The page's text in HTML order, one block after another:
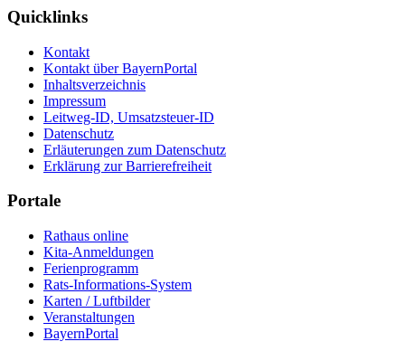
Quicklinks
Kontakt
Kontakt über BayernPortal
Inhaltsverzeichnis
Impressum
Leitweg-ID, Umsatzsteuer-ID
Datenschutz
Erläuterungen zum Datenschutz
Erklärung zur Barrierefreiheit
Portale
Rathaus online
Kita-Anmeldungen
Ferienprogramm
Rats-Informations-System
Karten / Luftbilder
Veranstaltungen
BayernPortal